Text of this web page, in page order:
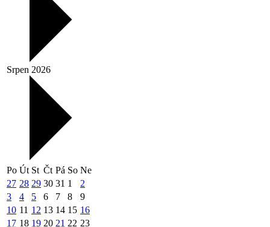
Srpen 2026
Po Út St Čt Pá So Ne
27 28 29 30 31 1
2
3
4 5 6 7 8
9
10 11 12 13 14 15 16
17 18 19 20 21 22 23